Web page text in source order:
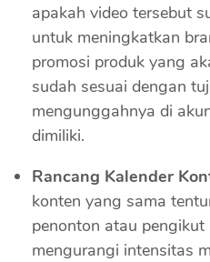
apakah video tersebut
untuk meningkatkan
promosi produk yang
sudah sesuai dengan
mengunggahnya di
dimiliki.
Rancang Kalender
konten yang sama
penonton atau pengikut
mengurangi intensitas